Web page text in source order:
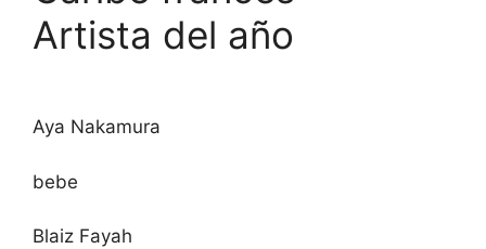
Artista del año
Aya Nakamura
bebe
Blaiz Fayah